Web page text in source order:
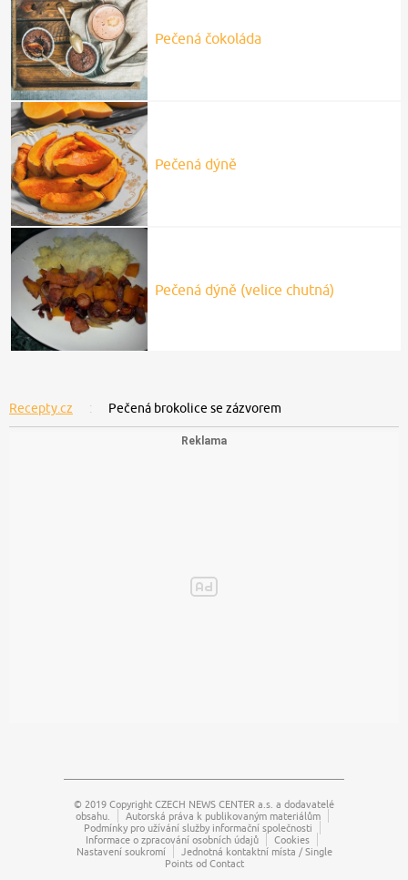
Pečená čokoláda
Pečená dýně
Pečená dýně (velice chutná)
Recepty.cz Pečená brokolice se zázvorem
© 2019 Copyright CZECH NEWS CENTER a.s. a dodavatelé
obsahu.
Autorská práva k publikovaným materiálům
Podmínky pro užívání služby informační společnosti
Informace o zpracování osobních údajů
Cookies
Nastavení soukromí
Jednotná kontaktní místa / Single
Points od Contact